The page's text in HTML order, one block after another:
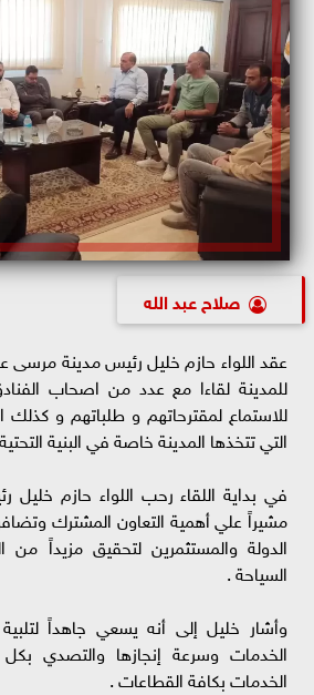
صلاح عبد الله
عقد اللواء حازم خليل رئيس مدينة مرسى
للمدينة لقاءا مع عدد من اصحاب
للاستماع لمقترحاتهم و طلباتهم و
التي تتخذها المدينة خاصة في البنية
في بداية اللقاء رحب اللواء حازم
مشيراً علي أهمية التعاون المشترك
الدولة والمستثمرين لتحقيق مزيداً
السياحة .
وأشار خليل إلى أنه يسعي جاهداً
الخدمات وسرعة إنجازها والتصدي
الخدمات بكافة القطاعات .